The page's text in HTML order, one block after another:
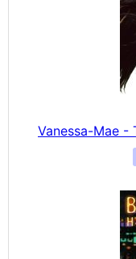
Vanessa-Mae -